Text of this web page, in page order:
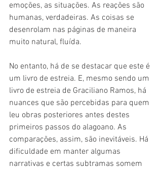
emoções, as situações. As reações são
humanas, verdadeiras. As coisas se
desenrolam nas páginas de maneira
muito natural, fluída.
No entanto, há de se destacar que este é
um livro de estreia. E, mesmo sendo um
livro de estreia de Graciliano Ramos, há
nuances que são percebidas para quem
leu obras posteriores antes destes
primeiros passos do alagoano. As
comparações, assim, são inevitáveis. Há
dificuldade em manter algumas
narrativas e certas subtramas somem